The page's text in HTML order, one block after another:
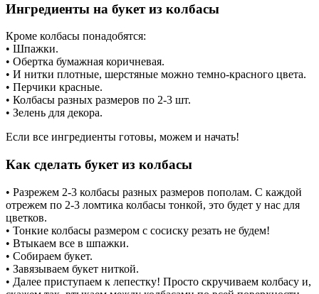
Ингредиенты на букет из колбасы
Кроме колбасы понадобятся:
• Шпажки.
• Обертка бумажная коричневая.
• И нитки плотные, шерстяные можно темно-красного цвета.
• Перчики красные.
• Колбасы разных размеров по 2-3 шт.
• Зелень для декора.
Если все ингредиенты готовы, можем и начать!
Как сделать букет из колбасы
• Разрежем 2-3 колбасы разных размеров пополам. С каждой
отрежем по 2-3 ломтика колбасы тонкой, это будет у нас для
цветков.
• Тонкие колбасы размером с сосиску резать не будем!
• Втыкаем все в шпажки.
• Собираем букет.
• Завязываем букет ниткой.
• Далее приступаем к лепестку! Просто скручиваем колбасу и,